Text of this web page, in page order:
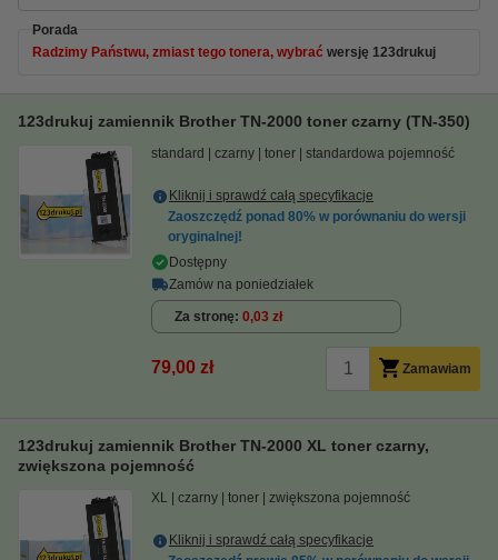
Porada
Radzimy Państwu, zmiast tego tonera, wybrać wersję 123drukuj
123drukuj zamiennik Brother TN-2000 toner czarny (TN-350)
standard czarny toner standardowa pojemność
Kliknij i sprawdź całą specyfikacje
Zaoszczędź ponad 80% w porównaniu do wersji
oryginalnej!
Dostępny
Zamów na poniedziałek
Za stronę 0,03 zł
79,00 zł Zamawiam
123drukuj zamiennik Brother TN-2000 XL toner czarny,
zwiększona pojemność
XL czarny toner zwiększona pojemność
Kliknij i sprawdź całą specyfikacje